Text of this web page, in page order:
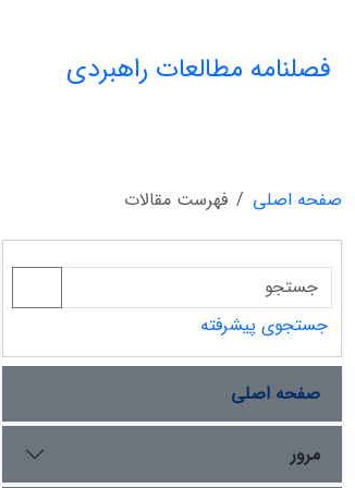
فصلنامه مطالعات راهبردی
صفحه اصلی
فهرست مقالات
جستجوی پیشرفته
صفحه اصلی
مرور